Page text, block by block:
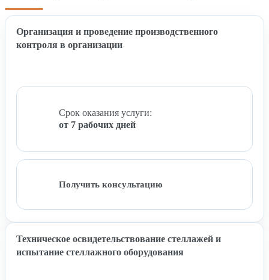
Организация и проведение производственного
контроля в организации
Срок оказания услуги:
от 7 рабочих дней
Получить консультацию
Техническое освидетельствование стеллажей и
испытание стеллажного оборудования